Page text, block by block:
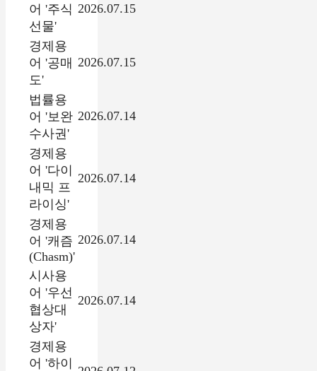
어 '주식
선물'
2026.07.15
경제용
어 '공매
도'
2026.07.15
법률용
어 '보완
수사권'
2026.07.14
경제용
어 '다이
내믹 프
라이싱'
2026.07.14
경제용
어 '캐즘
(Chasm)'
2026.07.14
시사용
어 '우선
협상대
상자'
2026.07.14
경제용
어 '하이